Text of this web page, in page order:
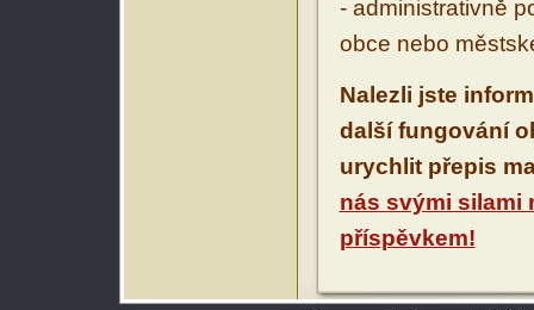
- administrativně
obce nebo
Nalezli jste
další fungování
urychlit přepis
nás svými silami
příspěvkem!